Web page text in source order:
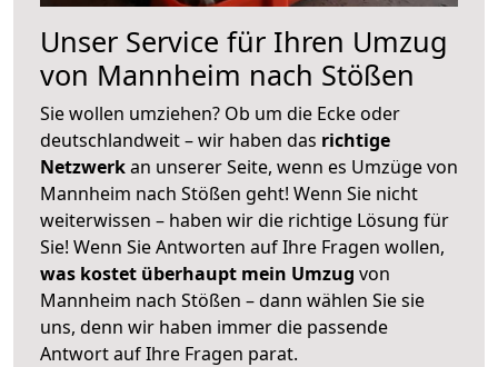
Unser Service für Ihren Umzug
von Mannheim nach Stößen
Sie wollen umziehen? Ob um die Ecke oder
deutschlandweit – wir haben das richtige
Netzwerkan unserer Seite, wenn es Umzüge von
Mannheim nach Stößen geht! Wenn Sie nicht
weiterwissen – haben wir die richtige Lösung für
Sie! Wenn Sie Antworten auf Ihre Fragen wollen,
was kostet überhaupt mein Umzug von
Mannheim nach Stößen – dann wählen Sie sie
uns, denn wir haben immer die passende
Antwort auf Ihre Fragen parat.